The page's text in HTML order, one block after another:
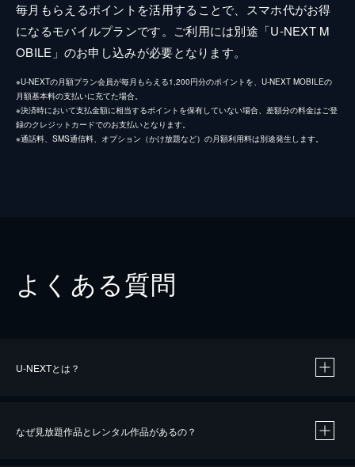
毎月もらえるポイントを活用することで、スマホ代がお得
になるモバイルプランです。ご利用には別途「U-NEXT M
OBILE」のお申し込みが必要となります。
※U-NEXTの月額プラン会員が毎月もらえる1,200円分のポイントを、U-NEXT MOBILEの
月額基本料の支払いに充てた場合。
※決済時において支払金額に相当するポイントを保有していない場合、差額分の料金はご登
録のクレジットカードでのお支払いとなります。
※通話料、SMS通信料、オプション（かけ放題など）の月額利用料は別途発生します。
よくある質問
U-NEXTとは？
なぜ見放題作品とレンタル作品があるの？